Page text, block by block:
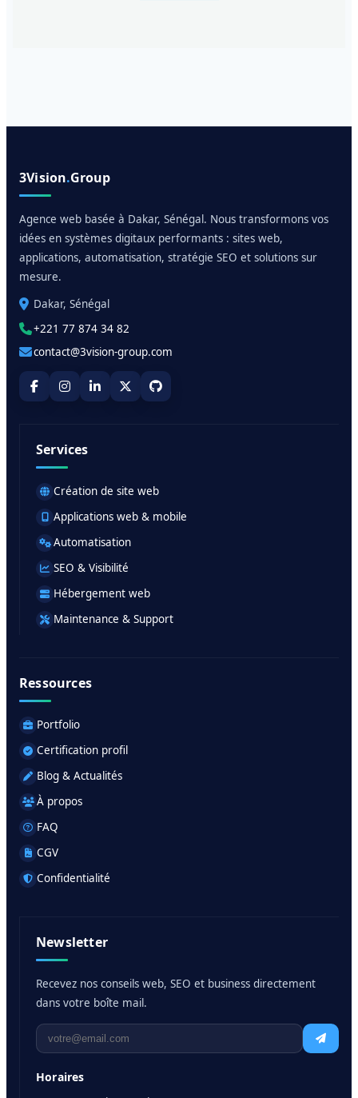
3Vision.Group
Agence web basée à Dakar, Sénégal. Nous transformons vos
idées en systèmes digitaux performants : sites web,
applications, automatisation, stratégie SEO et solutions sur
mesure.
Dakar, Sénégal
+221 77 874 34 82
contact@3vision-group.com
Services
Création de site web
Applications web & mobile
Automatisation
SEO & Visibilité
Hébergement web
Maintenance & Support
Ressources
Portfolio
Certification profil
Blog & Actualités
À propos
FAQ
CGV
Confidentialité
Newsletter
Recevez nos conseils web, SEO et business directement
dans votre boîte mail.
Horaires